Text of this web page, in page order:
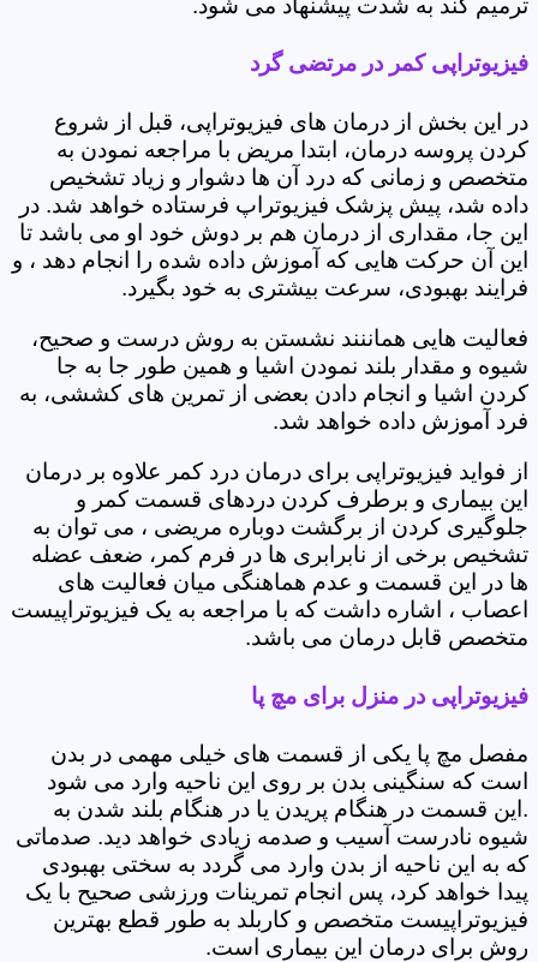
ترمیم کند به شدت پیشنهاد می شود.
فیزیوتراپی کمر در مرتضی گرد‎
در این بخش از درمان های فیزیوتراپی، قبل از شروع
کردن پروسه درمان، ابتدا مریض با مراجعه نمودن به
متخصص و زمانی که درد آن ها دشوار و زیاد تشخیص
داده شد، پیش پزشک فیزیوتراپ فرستاده خواهد شد. در
این جا، مقداری از درمان هم بر دوش خود او می باشد تا
این آن حرکت هایی که آموزش داده شده را انجام دهد ، و
فرایند بهبودی، سرعت بیشتری به خود بگیرد.
فعالیت هایی هماننند نشستن به روش درست و صحیح،
شیوه و مقدار بلند نمودن اشیا و همین طور جا به جا
کردن اشیا و انجام دادن بعضی از تمرین های کششی، به
فرد آموزش داده خواهد شد.
از فواید فیزیوتراپی برای درمان درد کمر علاوه بر درمان
این بیماری و برطرف کردن دردهای قسمت کمر و
جلوگیری کردن از برگشت دوباره مریضی ، می توان به
تشخیص برخی از نابرابری ها در فرم کمر، ضعف عضله
ها در این قسمت و عدم هماهنگی میان فعالیت های
اعصاب ، اشاره داشت که با مراجعه به یک فیزیوتراپیست
متخصص قابل درمان می باشد.
فیزیوتراپی در منزل برای مچ پا
مفصل مچ پا یکی از قسمت های خیلی مهمی در بدن
است که سنگینی بدن بر روی این ناحیه وارد می شود
.این قسمت در هنگام پریدن یا در هنگام بلند شدن به
شیوه نادرست آسیب و صدمه زیادی خواهد دید. صدماتی
که به این ناحیه از بدن وارد می گردد به سختی بهبودی
پیدا خواهد کرد، پس انجام تمرینات ورزشی صحیح با یک
فیزیوتراپیست متخصص و کاربلد به طور قطع بهترین
روش برای درمان این بیماری است.